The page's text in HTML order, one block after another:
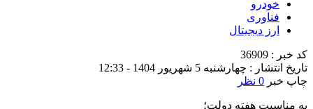
خودرو
فناوری
ارز دیجیتال
کد خبر : 36909
تاریخ انتشار : چهارشنبه 5 شهریور 1404 - 12:33
چاپ خبر 0 نظر
به مناسبت هفته دولت؛